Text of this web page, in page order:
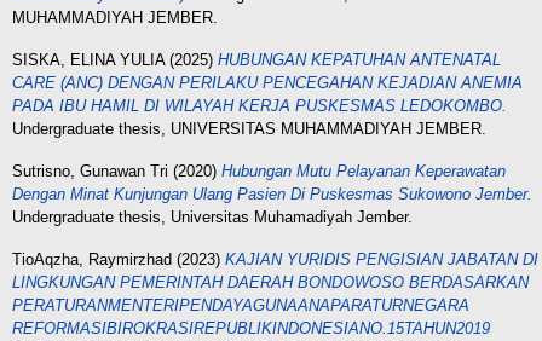
MUHAMMADIYAH JEMBER.
SISKA, ELINA YULIA(2025) HUBUNGAN KEPATUHAN ANTENATAL
CARE (ANC) DENGAN PERILAKU PENCEGAHAN KEJADIAN ANEMIA
PADA IBU HAMIL DI WILAYAH KERJA PUSKESMAS LEDOKOMBO.
Undergraduate thesis, UNIVERSITAS MUHAMMADIYAH JEMBER.
Sutrisno, Gunawan Tri (2020) Hubungan Mutu Pelayanan Keperawatan
Dengan Minat Kunjungan Ulang Pasien Di Puskesmas Sukowono Jember.
Undergraduate thesis, Universitas Muhamadiyah Jember.
TioAqzha, Raymirzhad (2023) KAJIAN YURIDIS PENGISIAN JABATAN DI
LINGKUNGAN PEMERINTAH DAERAH BONDOWOSO BERDASARKAN
PERATURANMENTERIPENDAYAGUNAANAPARATURNEGARA
REFORMASIBIROKRASIREPUBLIKINDONESIANO.15TAHUN2019